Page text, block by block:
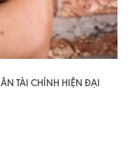
TÀI CHÍNH HIỆN ĐẠI